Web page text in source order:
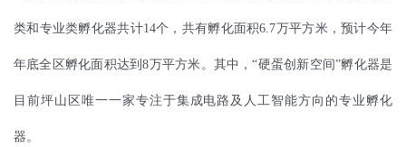
类和专业类孵化器共计14个，共有孵化面积6.7万平方米，预计今年
年底全区孵化面积达到8万平方米。其中，“硬蛋创新空间”孵化器是
目前坪山区唯一一家专注于集成电路及人工智能方向的专业孵化
器。